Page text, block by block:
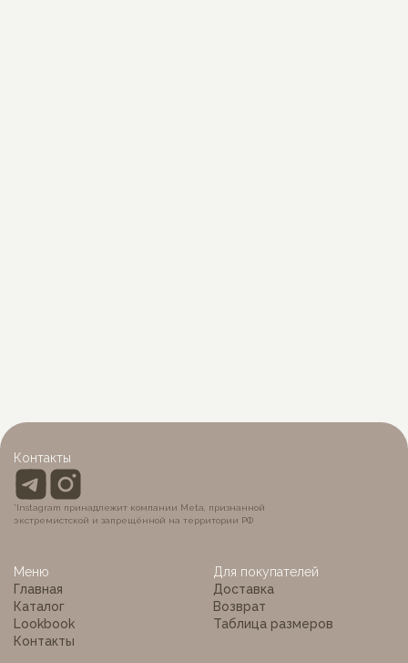
650 р. 1 690 р.
Меню
Главная
Каталог
Lookbook
Контакты
Для покупателей
Доставка
Возврат
Таблица размеров
Контакты
*Instagram принадлежит компании Meta, признанной
экстремистской и запрещённой на территории РФ